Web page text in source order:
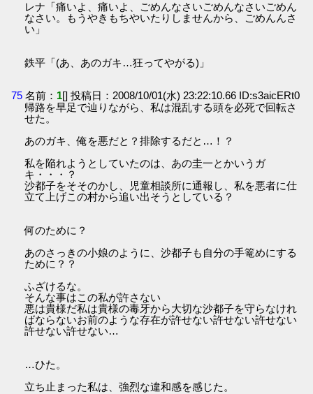
レナ「痛いよ、痛いよ、ごめんなさいごめんなさいごめん
なさい。もうやきもちやいたりしませんから、ごめんんさ
い」
鉄平「(あ、あのガキ…狂ってやがる)」
75 名前： 1[] 投稿日：2008/10/01(水) 23:22:10.66 ID:s3aicERt0
帰路を早足で辿りながら、私は混乱する頭を必死で回転さ
せた。
あのガキ、俺を悪だと？排除するだと…！？
私を陥れようとしていたのは、あの圭一とかいうガ
キ・・・？
沙都子をそそのかし、児童相談所に通報し、私を悪者に仕
立て上げこの村から追い出そうとしている？
何のために？
あのさっきの小娘のように、沙都子も自分の手篭めにする
ために？？
ふざけるな。
そんな事はこの私が許さない
悪は貴様だ私は貴様の毒牙から大切な沙都子を守らなけれ
ばならないお前のような存在が許せない許せない許せない
許せない許せない…
…ひた。
立ち止まった私は、強烈な違和感を感じた。